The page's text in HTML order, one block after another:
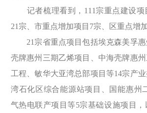
记者梳理看到，111宗重点建设项
21宗、市重点增加项目7宗、区重点增加
21宗省重点项目包括埃克森美孚惠
壳牌惠州三期乙烯项目、中海壳牌惠
工程、敏华大亚湾总部项目等14宗产
湾石化区综合能源站项目、国能惠州
气热电联产项目等5宗基础设施项目